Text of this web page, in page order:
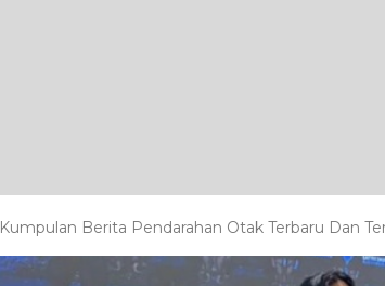
Kumpulan Berita Pendarahan Otak Terbaru Dan